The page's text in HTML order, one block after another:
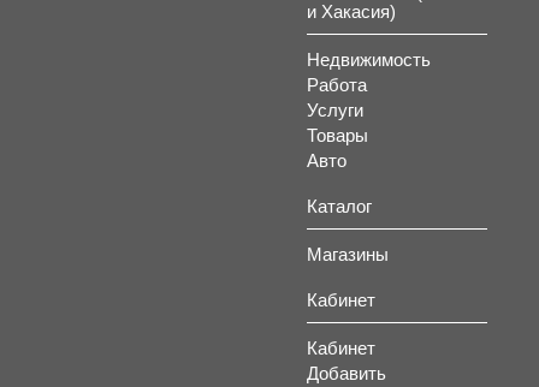
и Хакасия)
Недвижимость
Работа
Услуги
Товары
Авто
Каталог
Магазины
Кабинет
Кабинет
Добавить